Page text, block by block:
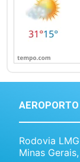
Rodovia
Minas